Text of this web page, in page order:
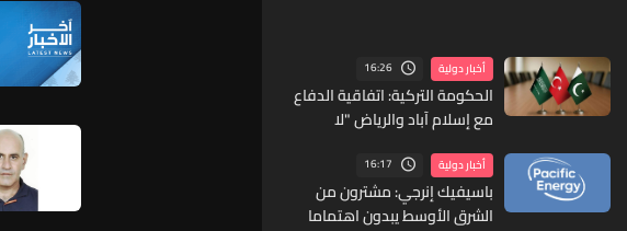
أخبار دولية 16:26
الحكومة التركية: اتفاقية الدفاع
مع إسلام آباد والرياض "لا
أخبار دولية 16:17
باسيفيك إنرجي: مشترون من
الشرق الأوسط يبدون اهتماما